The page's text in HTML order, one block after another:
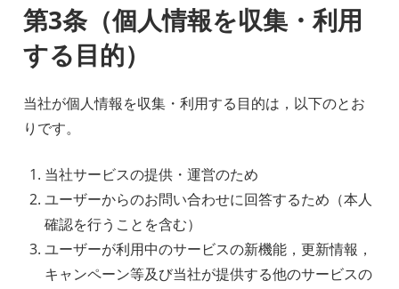
第3条（個人情報を収集・利用
する目的）
当社が個人情報を収集・利用する目的は，以下のとお
りです。
当社サービスの提供・運営のため
ユーザーからのお問い合わせに回答するため（本人
確認を行うことを含む）
ユーザーが利用中のサービスの新機能，更新情報，
キャンペーン等及び当社が提供する他のサービスの